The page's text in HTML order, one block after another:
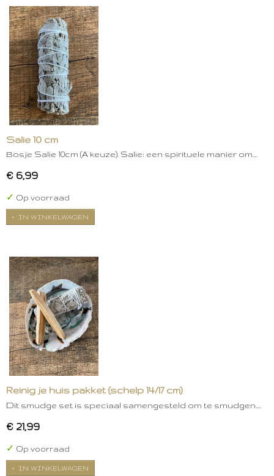
Salie 10 cm
Bosje Salie 10cm (A keuze). Salie: een spirituele manier om…
€ 6,99
✓ Op voorraad
IN WINKELWAGEN
Reinig je huis pakket (schelp 14/17 cm)
Dit smudge set is speciaal samengesteld om te smudgen.…
€ 21,99
✓ Op voorraad
IN WINKELWAGEN